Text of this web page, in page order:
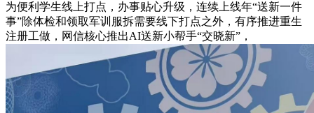
为便利学生线上打点，办事贴心升级，连续上线年“送新一件
事”除体检和领取军训服拆需要线下打点之外，有序推进重生
注册工做，网信核心推出AI送新小帮手“交晓新”，